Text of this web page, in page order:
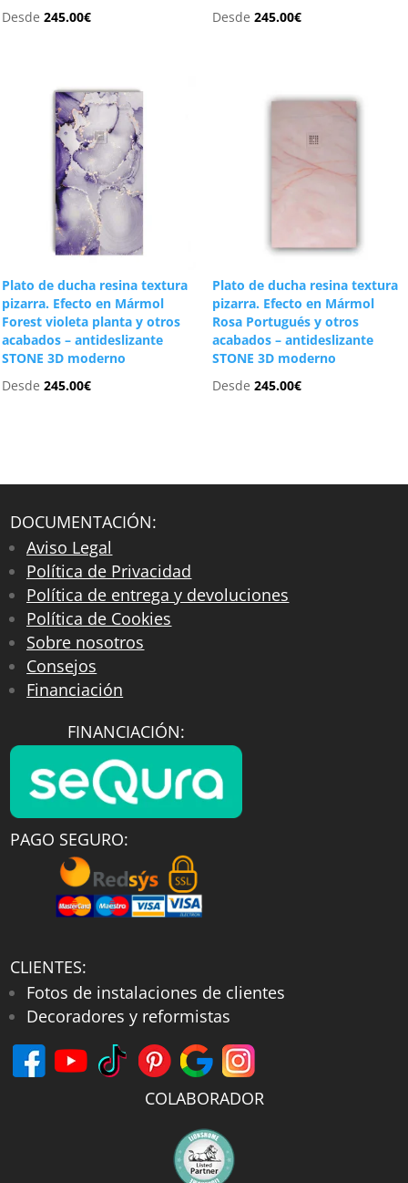
Desde245.00€
Desde 245.00€
Plato de ducha resina textura
pizarra. Efecto en Mármol
Forest violeta planta y otros
acabados – antideslizante
STONE 3D moderno
Desde245.00€
Plato de ducha resina textura
pizarra. Efecto en Mármol
Rosa Portugués y otros
acabados – antideslizante
STONE 3D moderno
Desde 245.00€
DOCUMENTACIÓN:
Aviso Legal
Política de Privacidad
Política de entrega y devoluciones
Política de Cookies
Sobre nosotros
Consejos
Financiación
FINANCIACIÓN:
PAGO SEGURO:
CLIENTES:
Fotos de instalaciones de clientes
Decoradores y reformistas
COLABORADOR